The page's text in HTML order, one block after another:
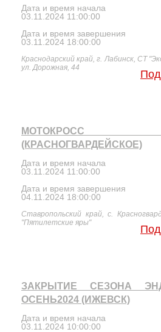
Дата и время начала
03.11.2024 11:00:00
Дата и время завершения
03.11.2024 18:00:00
Краснодарский край, г. Лабинск, СТ
ул. Дорожная, 44
МОТОКРОСС
(КРАСНОГВАРДЕЙСКОЕ)
Дата и время начала
03.11.2024 11:00:00
Дата и время завершения
04.11.2024 18:00:00
Ставропольский край, с.
"Пятилетские яры"
ЗАКРЫТИЕ СЕЗОНА
ОСЕНЬ2024 (ИЖЕВСК)
Дата и время начала
03.11.2024 10:00:00